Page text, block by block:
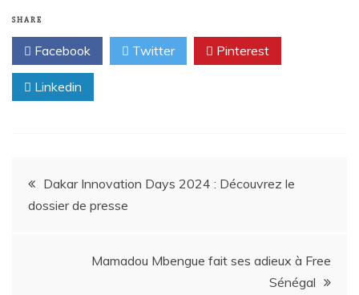
SHARE
Facebook Twitter Pinterest
Linkedin
Dakar Innovation Days 2024 : Découvrez le
dossier de presse
Mamadou Mbengue fait ses adieux à Free
Sénégal